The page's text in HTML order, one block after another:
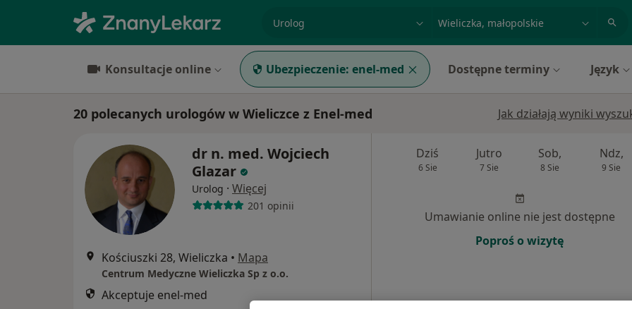
Konsultacje online Ubezpieczenie: enel-med Dostępne terminy Język
20 polecanych urologów w Wieliczce z Enel-med Jak działają wyniki
dr n. med. Wojciech
Glazar
Urolog · Więcej
201 opinii
Kościuszki 28, Wieliczka • Mapa
Centrum Medyczne Wieliczka Sp z o.o.
Akceptuje enel-med
Dziś
6 Sie
Jutro
7 Sie
Sob,
8 Sie
Ndz,
9 Sie
Umawianie online nie jest dostępne
Poproś o wizytę